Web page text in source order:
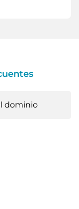
dominio